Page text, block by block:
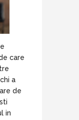
care
a
de
in